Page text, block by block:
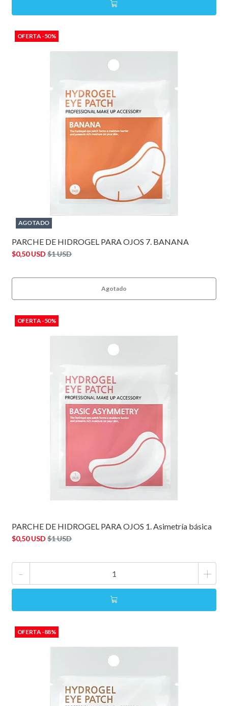
OFERTA -50%
AGOTADO
PARCHE DE HIDROGEL PARA OJOS 7. BANANA
$0,50 USD $1 USD
Agotado
OFERTA -50%
PARCHE DE HIDROGEL PARA OJOS 1. Asimetría básica
$0,50 USD $1 USD
- +
OFERTA -88%